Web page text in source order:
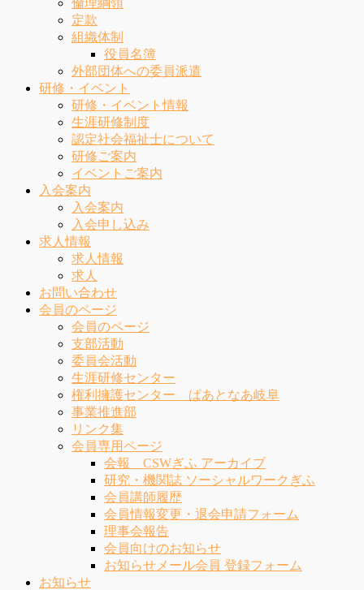
定款
組織体制
役員名簿
外部団体への委員派遣
研修・イベント
研修・イベント情報
生涯研修制度
認定社会福祉士について
研修ご案内
イベントご案内
入会案内
入会案内
入会申し込み
求人情報
求人情報
求人
お問い合わせ
会員のページ
会員のページ
支部活動
委員会活動
生涯研修センター
権利擁護センター ぱあとなあ岐阜
事業推進部
リンク集
会員専用ページ
会報 CSWぎふ アーカイブ
研究・機関誌 ソーシャルワークぎふ
会員講師履歴
会員情報変更・退会申請フォーム
理事会報告
会員向けのお知らせ
お知らせメール会員 登録フォーム
お知らせ